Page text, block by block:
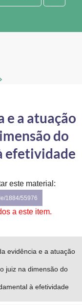
e a atuação
do
efetividade
este material:
1884/55976
a este item.
evidência e a atuação
juiz na dimensão do
à efetividade